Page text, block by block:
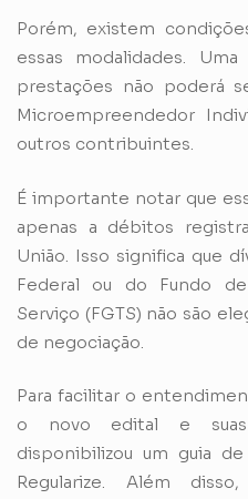
Porém, existem
essas modalidades.
prestações não poderá
Microempreendedor
outros contribuintes.
É importante notar que
apenas a débitos
União. Isso significa que
Federal ou do Fundo
Serviço (FGTS) não são
de negociação.
Para facilitar o
o novo edital e suas
disponibilizou um guia
Regularize. Além